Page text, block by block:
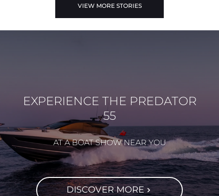
VIEW MORE STORIES
EXPERIENCE THE PREDATOR
55
AT A BOAT SHOW NEAR YOU
DISCOVER MORE